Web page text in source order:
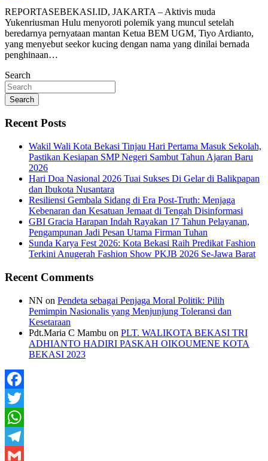
Share
REPORTASEBEKASI.ID, JAKARTA – Aktivis muda
Yukenriusman Hulu menyoroti polemik yang muncul setelah
beredarnya pernyataan mantan Ketua BEM UGM, Tiyo Ardianto,
yang menyebut seekor kucing dengan nama yang dinilai bernada
penghinaan…
Search
Search
Recent Posts
Wakil Wali Kota Bekasi Tinjau Hari Pertama Masuk Sekolah,
Pastikan Kesiapan SMP Negeri Sambut Tahun Ajaran Baru
2026
Hari Doa Nasional 2026 Tuai Sukses Di Gelar di Balikpapan
dan Ibukota Nusantara
Resiliensi Gembala Sidang di Era Post-Truth: Menjaga
Kebenaran dan Kesatuan Jemaat di Tengah Disinformasi
GBI Gracia Harapan Indah Rayakan 17 Tahun Pelayanan,
Pengampunan Jadi Pesan Utama Firman Tuhan
Sunda Karya Fest 2026: Kota Bekasi Raih Predikat Fashion
Terkini Anugerah Fashion Show PKJB 2026 Se-Jawa Barat
Recent Comments
NN on Pendeta sebagai Penjaga Moral Politik: Pilih
Pemimpin Nasionalis yang Menjunjung Toleransi dan
Kesetaraan
Pdt.Maria C Mambu on PLT. WALIKOTA BEKASI TRI
ADHIANTO HADIRI PASKAH OIKOUMENE KOTA
BEKASI 2023
Facebook
Twitter
WhatsApp
Telegram